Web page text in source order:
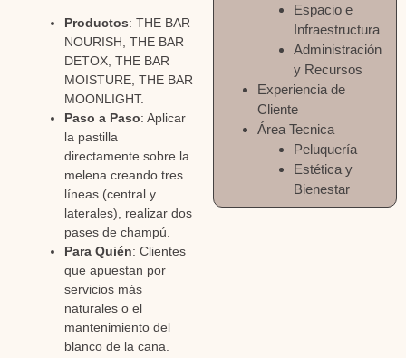
Productos: THE BAR
NOURISH, THE BAR
DETOX, THE BAR
MOISTURE, THE BAR
MOONLIGHT.
Paso a Paso: Aplicar
la pastilla
directamente sobre la
melena creando tres
líneas (central y
laterales), realizar dos
pases de champú.
Para Quién: Clientes
que apuestan por
servicios más
naturales o el
mantenimiento del
blanco de la cana.
Espacio e
Infraestructura
Administración
y Recursos
Experiencia de
Cliente
Área Tecnica
Peluquería
Estética y
Bienestar